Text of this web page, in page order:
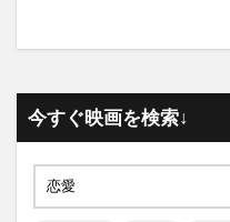
今すぐ映画を検索↓